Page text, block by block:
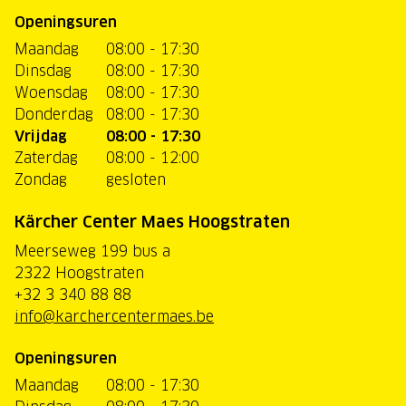
Openingsuren
Maandag
08:00 - 17:30
Dinsdag
08:00 - 17:30
Woensdag
08:00 - 17:30
Donderdag
08:00 - 17:30
Vrijdag
08:00 - 17:30
Zaterdag
08:00 - 12:00
Zondag
gesloten
Kärcher Center Maes Hoogstraten
Meerseweg 199 bus a
2322 Hoogstraten
+32 3 340 88 88
info@karchercentermaes.be
Openingsuren
Maandag
08:00 - 17:30